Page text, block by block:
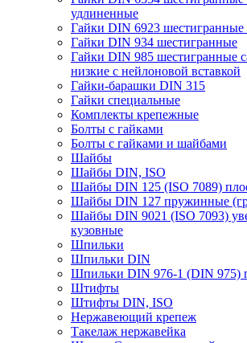
удлиненные
Гайки DIN 6923 шестигранные
Гайки DIN 934 шестигранные
Гайки DIN 985 шестигранные
низкие с нейлоновой вставкой
Гайки-барашки DIN 315
Гайки специальные
Комплекты крепежные
Болты с гайками
Болты с гайками и шайбами
Шайбы
Шайбы DIN, ISO
Шайбы DIN 125 (ISO 7089)
Шайбы DIN 127 пружинные
Шайбы DIN 9021 (ISO 7093)
кузовные
Шпильки
Шпильки DIN
Шпильки DIN 976-1 (DIN 975)
Штифты
Штифты DIN, ISO
Нержавеющий крепеж
Такелаж нержавейка